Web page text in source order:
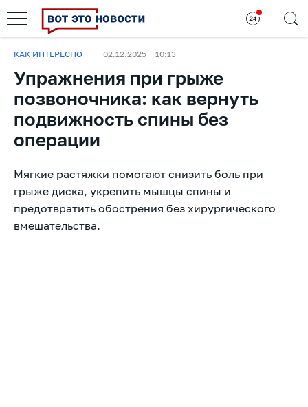
КАК ИНТЕРЕСНО 02.12.2025 10:13
Упражнения при грыже
позвоночника: как вернуть
подвижность спины без
операции
Мягкие растяжки помогают снизить боль при
грыже диска, укрепить мышцы спины и
предотвратить обострения без хирургического
вмешательства.